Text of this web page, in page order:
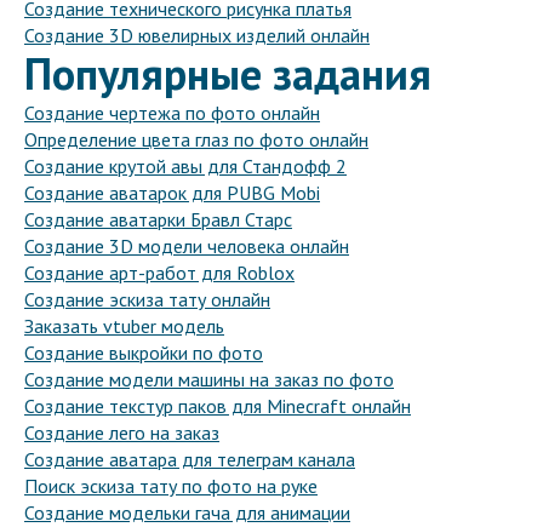
Создание технического рисунка платья
Создание 3D ювелирных изделий онлайн
Популярные задания
Создание чертежа по фото онлайн
Определение цвета глаз по фото онлайн
Создание крутой авы для Стандофф 2
Создание аватарок для PUBG Mobi
Создание аватарки Бравл Старс
Создание 3D модели человека онлайн
Создание арт-работ для Roblox
Создание эскиза тату онлайн
Заказать vtuber модель
Создание выкройки по фото
Создание модели машины на заказ по фото
Создание текстур паков для Minecraft онлайн
Создание лего на заказ
Создание аватара для телеграм канала
Поиск эскиза тату по фото на руке
Создание модельки гача для анимации